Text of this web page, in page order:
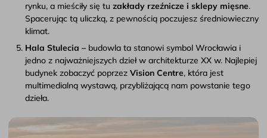
rynku, a mieściły się tu zakłady rzeźnicze i sklepy mięsne.
Spacerując tą uliczką, z pewnością poczujesz średniowieczny
klimat.
Hala Stulecia – budowla ta stanowi symbol Wrocławia i
jedno z najważniejszych dzieł w architekturze XX w. Najlepiej
budynek zobaczyć poprzez Vision Centre, która jest
multimedialną wystawą, przybliżającą nam powstanie tego
dzieła.